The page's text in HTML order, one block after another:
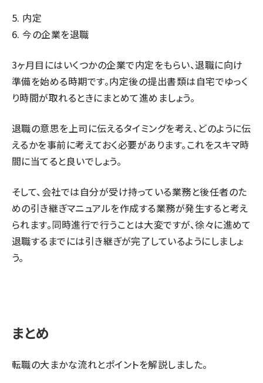
5. 内定
6. 今の企業を退職
3ヶ月目にはいくつかの企業で内定をもらい、退職に向け
準備を始める時期です。内定後の提出書類は自宅でゆっく
り時間が取れるときにまとめて進めましょう。
退職の意思を上司に伝えるタイミングを考え、どのように伝
えるかを事前に考えておく必要があります。これをスキマ時
間に当てると良いでしょう。
そして、会社では自分が受け持っている業務と後任者のた
めの引き継ぎマニュアルを作成する業務が発生すると考え
られます。同時進行で行うことは大変ですが、徐々に進めて
退職するまでには引き継ぎが完了しているようにしましょ
う。
まとめ
転職の大まかな流れとポイントを解説しました。